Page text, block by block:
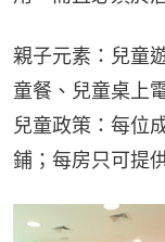
親子元素：兒童
童餐、兒童桌上
兒童政策：每位
鋪；每房只可提